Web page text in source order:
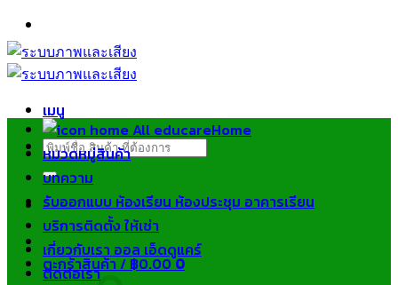
ข้าม
ไป
ยัง
เมนู
ค้นหา:
ตะกร้าสินค้า /฿0.000
Home
หมวดหมู่สินค้า
บทความ
รับออกแบบ ห้องเรียน ห้องประชุม อาคารเรียน
บริการติดตั้ง ให้เช่า
เกี่ยวกับเรา ออล เอ็ดดูแคร์
ติดต่อเรา